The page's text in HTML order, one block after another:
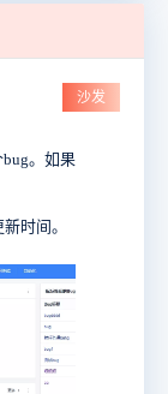
沙发
。如果
时间。